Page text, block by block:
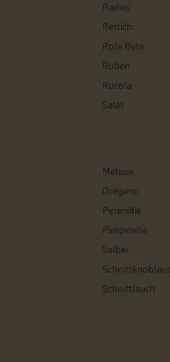
Radies
Rettich
Rote Bete
Rüben
Rucola
Salat
Melisse
Oregano
Petersilie
Pimpinelle
Salbei
Schnittlauch